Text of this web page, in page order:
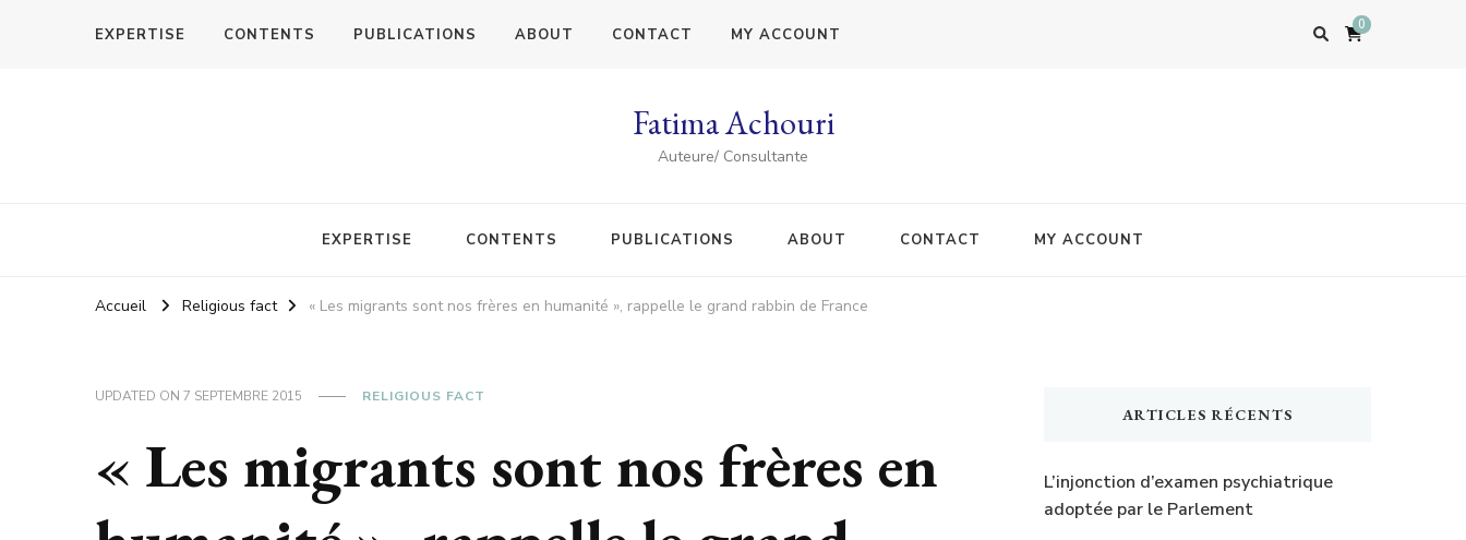
EXPERTISE CONTENTS PUBLICATIONS ABOUT CONTACT MY ACCOUNT
0
Fatima Achouri
Auteure/ Consultante
EXPERTISE CONTENTS PUBLICATIONS ABOUT CONTACT MY ACCOUNT
Accueil Religious fact « Les migrants sont nos frères en humanité », rappelle le grand rabbin de France
UPDATED ON 7 SEPTEMBRE 2015 RELIGIOUS FACT
« Les migrants sont nos frères en
ARTICLES RÉCENTS
L’injonction d’examen psychiatrique
adoptée par le Parlement